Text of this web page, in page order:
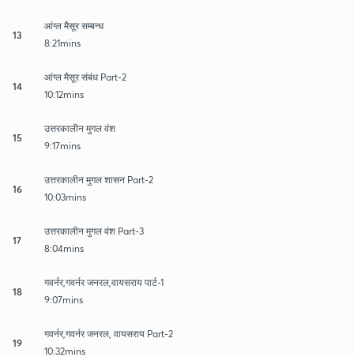
13
आंग्ल मैसूर सम्बन्ध
8:21mins
14
आंग्ल मैसूर संबंध Part-2
10:12mins
15
उत्तरकालीन मुगल वंश
9:17mins
16
उत्तरकालीन मुगल शासन Part-2
10:03mins
17
उत्तरकालीन मुगल वंश Part-3
8:04mins
18
गवर्नर,गवर्नर जनरल,वायसराय पार्ट-1
9:07mins
19
गवर्नर,गवर्नर जनरल, वायसराय Part-2
10:32mins